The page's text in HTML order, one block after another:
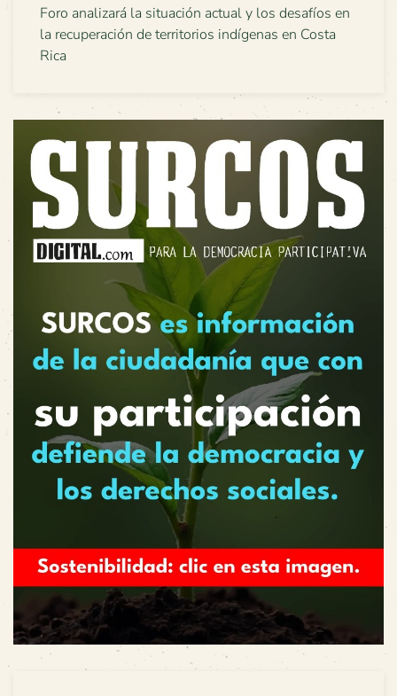
Foro analizará la situación actual y los desafíos en
la recuperación de territorios indígenas en Costa
Rica